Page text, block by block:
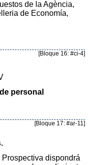
de la Agència,
de Economía,
[Bloque 16: #ci-4]
personal
[Bloque 17: #ar-11]
dispondrá